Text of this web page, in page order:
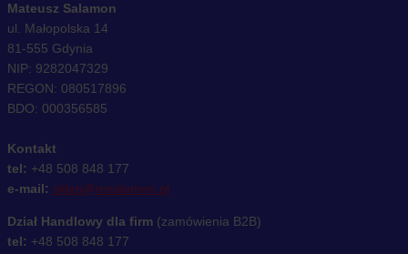
Mateusz Salamon
ul. Małopolska 14
81-555 Gdynia
NIP: 9282047329
REGON: 080517896
BDO: 000356585
Kontakt
tel: +48 508 848 177
e-mail: sklep@msalamon.pl
Dział Handlowy dla firm (zamówienia B2B)
tel: +48 508 848 177